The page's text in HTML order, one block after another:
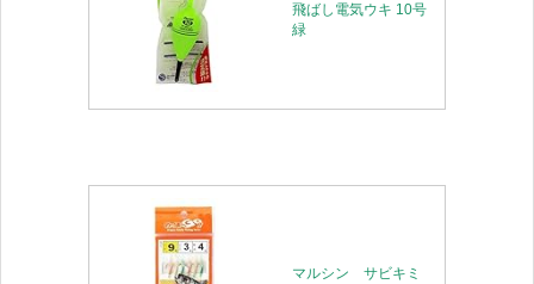
飛ばし電気ウキ 10号
緑
マルシン サビキミ